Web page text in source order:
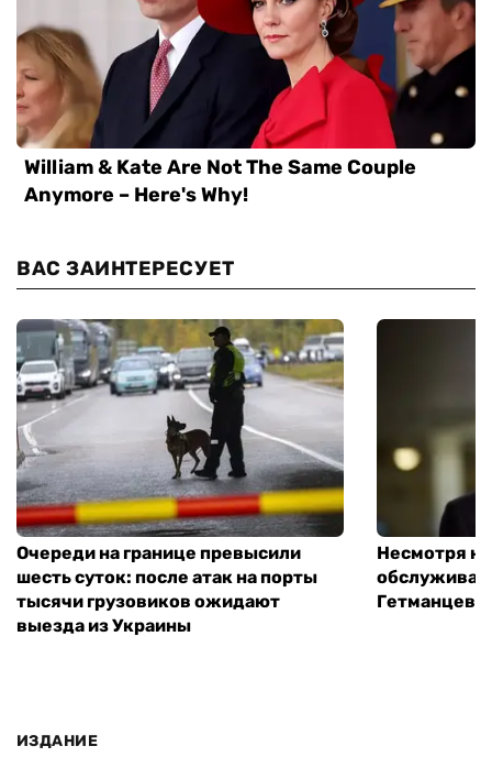
ВАС ЗАИНТЕРЕСУЕТ
Очереди на границе превысили
шесть суток: после атак на порты
тысячи грузовиков ожидают
выезда из Украины
Несмотря на
Гетманцев
ИЗДАНИЕ